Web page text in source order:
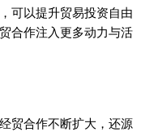
可以提升贸易投资自由
合作注入更多动力与活
贸合作不断扩大，还源